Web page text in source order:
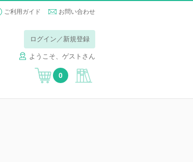
ご利用ガイド お問い合わせ
ログイン／新規登録
ようこそ、ゲストさん
0